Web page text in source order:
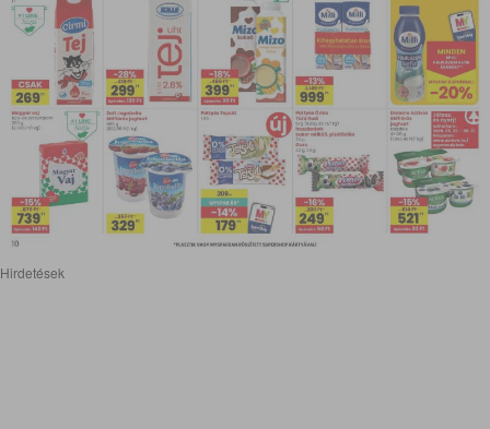
Hirdetések